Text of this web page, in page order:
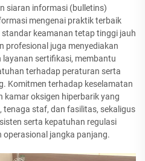
siaran informasi (bulletins)
mengenai praktik terbaik
keamanan tetap tinggi jauh
profesional juga menyediakan
layanan sertifikasi, membantu
terhadap peraturan serta
Komitmen terhadap keselamatan
kamar oksigen hiperbarik yang
tenaga staf, dan fasilitas, sekaligus
serta kepatuhan regulasi
jangka panjang.